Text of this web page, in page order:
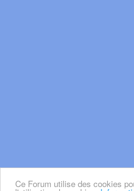
Ce Forum utilise des cookies